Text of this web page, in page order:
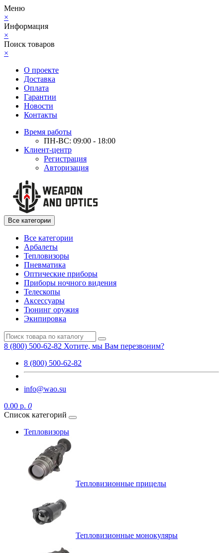
Меню
×
Информация
×
Поиск товаров
×
О проекте
Доставка
Оплата
Гарантии
Новости
Контакты
Время работы
ПН-ВС: 09:00 - 18:00
Клиент-центр
Регистрация
Авторизация
Все категории
Все категории
Арбалеты
Тепловизоры
Пневматика
Оптические приборы
Приборы ночного видения
Телескопы
Аксессуары
Тюнинг оружия
Экипировка
8 (800) 500-62-82 Хотите, мы Вам перезвоним?
8 (800) 500-62-82
info@wao.su
0.00 р. 0
Список категорий
Тепловизоры
Тепловизионные прицелы
Тепловизионные монокуляры